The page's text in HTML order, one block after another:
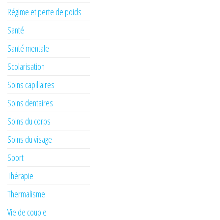
Régime et perte de poids
Santé
Santé mentale
Scolarisation
Soins capillaires
Soins dentaires
Soins du corps
Soins du visage
Sport
Thérapie
Thermalisme
Vie de couple